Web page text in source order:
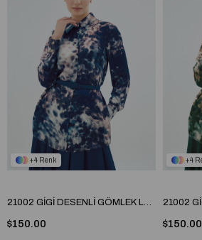
4
21002 GİGİ DESENLİ GÖMLEK Lacivert
$150.00
4
$150.00